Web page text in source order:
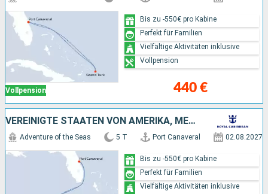
Vollpension 440 €
Bis zu -550€ pro Kabine
Perfekt für Familien
Vielfältige Aktivitäten inklusive
Vollpension
VEREINIGTE STAATEN VON AMERIKA, MEXIKO
Adventure of the Seas 5 T Port Canaveral 02.08.2027
Bis zu -550€ pro Kabine
Perfekt für Familien
Vielfältige Aktivitäten inklusive